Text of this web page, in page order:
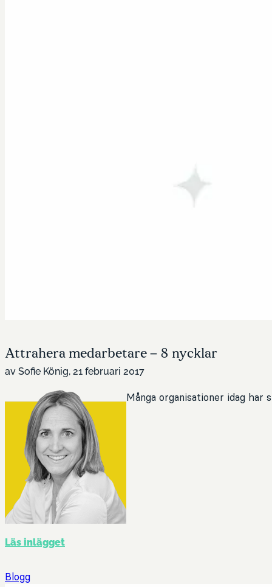
Attrahera medarbetare – 8 nycklar
av Sofie König, 21 februari 2017
Många organisationer idag
Läs inlägget
Blogg